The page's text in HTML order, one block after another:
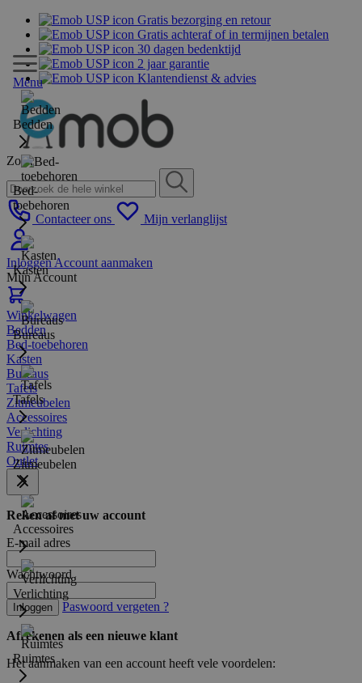
Gratis bezorging en retour
Gratis achteraf of in termijnen betalen
30 dagen bedenktijd
2 jaar garantie
Klantendienst & advies
Zoek
Contacteer ons Mijn verlanglijst
InloggenAccount aanmaken
Mijn Account
Winkelwagen
Menu
Bedden
Bed-
toebehoren
Kasten
Bureaus
Tafels
Zitmeubelen
Accessoires
Verlichting
Ruimtes
Bedden
Bed-toebehoren
Kasten
Bureaus
Tafels
Zitmeubelen
Accessoires
Verlichting
Ruimtes
Outlet
Reken af met uw account
E-mail adres
Wachtwoord
Inloggen Paswoord vergeten ?
Afrekenen als een nieuwe klant
Het aanmaken van een account heeft vele voordelen: